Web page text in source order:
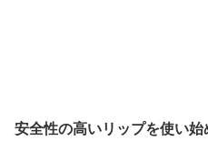
安全性の高いリップを使い